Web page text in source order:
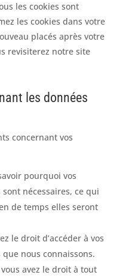
les cookies sont
les cookies dans votre
placés après votre
revisiterez notre site
les données
concernant vos
pourquoi vos
nécessaires, ce qui
de temps elles seront
le droit d’accéder à vos
nous connaissons.
avez le droit à tout